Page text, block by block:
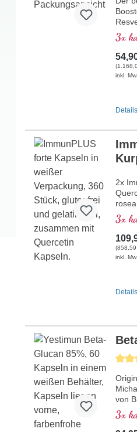
3x
inkl.
Details
2x
Mit
zur
3x
inkl.
Details
von
3x